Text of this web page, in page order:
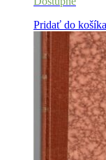
Pridať do košíka